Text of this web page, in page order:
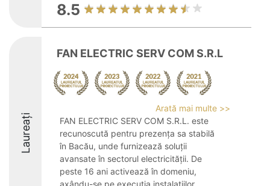
8.5
Laureați
FAN ELECTRIC SERV COM S.R.L
Arată mai multe >>
FAN ELECTRIC SERV COM S.R.L. este
recunoscută pentru prezența sa stabilă
în Bacău, unde furnizează soluții
avansate în sectorul electricității. De
peste 16 ani activează în domeniu,
axându-se pe execuția instalațiilor